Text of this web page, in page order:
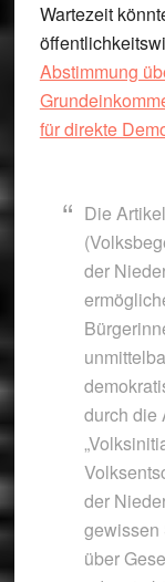
Wartezeit
Abstimmung
für direkte
Die
der
durch die
der
gewissen
über